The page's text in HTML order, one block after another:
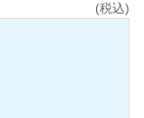
(税込)